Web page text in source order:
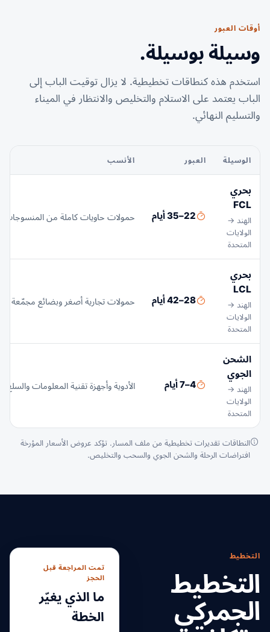
أوقات العبور
وسيلة بوسيلة.
استخدم هذه كنطاقات تخطيطية. لا يزال توقيت الباب إلى
الباب يعتمد على الاستلام والتخليص والانتظار في الميناء
والتسليم النهائي.
الوسيلة العبور الأنسب
بحري
FCL
الهند →
الولايات
المتحدة
22–35 أيام حمولات حاويات كاملة من المنسوجات
بحري
LCL
الهند →
الولايات
المتحدة
28–42 أيام حمولات تجارية أصغر وبضائع مجمّعة
الشحن
الجوي
الهند →
الولايات
المتحدة
4–7 أيام الأدوية وأجهزة تقنية المعلومات والسلع
النطاقات تقديرات تخطيطية من ملف المسار. تؤكد عروض الأسعار المؤرخة
افتراضات الرحلة والشحن الجوي والسحب والتخليص.
التخطيط
التخطيط
الجمركي
تمت المراجعة قبل
الحجز
ما الذي يغيّر
الخطة